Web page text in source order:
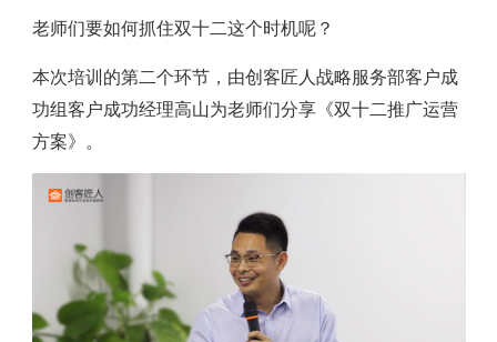
老师们要如何抓住双十二这个时机呢？
本次培训的第二个环节，由创客匠人战略服务部客户成
功组客户成功经理高山为老师们分享《双十二推广运营
方案》。